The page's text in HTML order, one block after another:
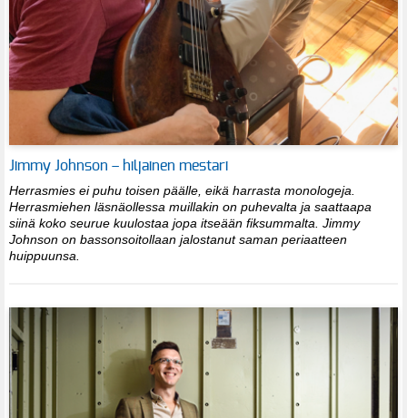
Jimmy Johnson – hiljainen mestari
Herrasmies ei puhu toisen päälle, eikä harrasta monologeja.
Herrasmiehen läsnäollessa muillakin on puhevalta ja saattaapa
siinä koko seurue kuulostaa jopa itseään fiksummalta. Jimmy
Johnson on bassonsoitollaan jalostanut saman periaatteen
huippuunsa.